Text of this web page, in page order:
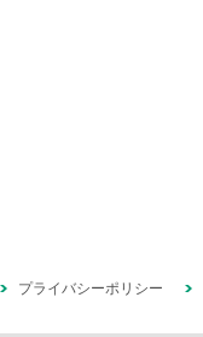
プライバシーポリシー